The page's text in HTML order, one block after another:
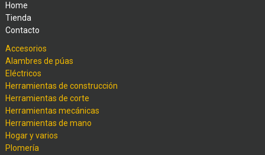
Home
Tienda
Contacto
Accesorios
Alambres de púas
Eléctricos
Herramientas de construcción
Herramientas de corte
Herramientas mecánicas
Herramientas de mano
Hogar y varios
Plomería